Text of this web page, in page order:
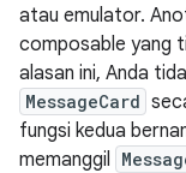
atau emulator.
composable yang
alasan ini, Anda
MessageCard
fungsi kedua
memanggil